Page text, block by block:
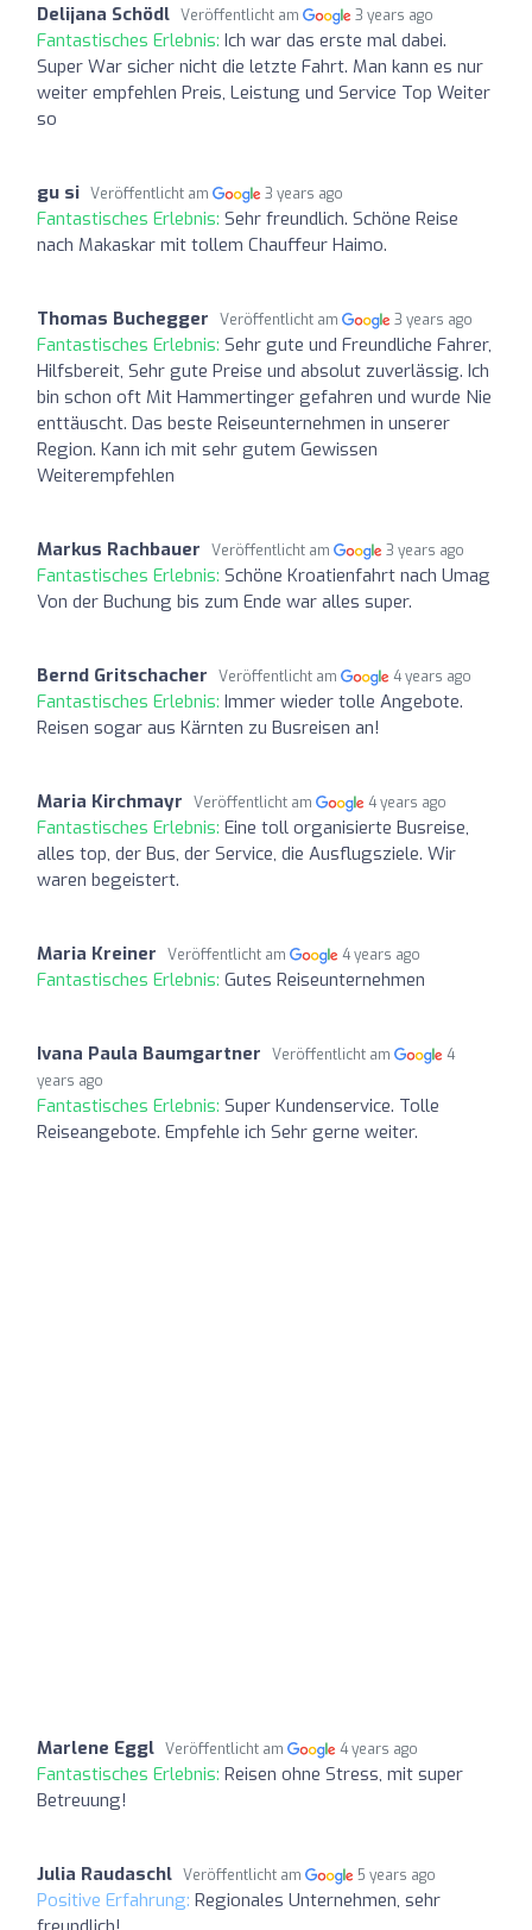
Delijana Schödl Veröffentlicht am 3 years ago
Fantastisches Erlebnis: Ich war das erste mal dabei.
Super War sicher nicht die letzte Fahrt. Man kann es nur
weiter empfehlen Preis, Leistung und Service Top Weiter
so
gu si Veröffentlicht am 3 years ago
Fantastisches Erlebnis: Sehr freundlich. Schöne Reise
nach Makaskar mit tollem Chauffeur Haimo.
Thomas Buchegger Veröffentlicht am 3 years ago
Fantastisches Erlebnis: Sehr gute und Freundliche Fahrer,
Hilfsbereit, Sehr gute Preise und absolut zuverlässig. Ich
bin schon oft Mit Hammertinger gefahren und wurde Nie
enttäuscht. Das beste Reiseunternehmen in unserer
Region. Kann ich mit sehr gutem Gewissen
Weiterempfehlen
Markus Rachbauer Veröffentlicht am 3 years ago
Fantastisches Erlebnis: Schöne Kroatienfahrt nach Umag
Von der Buchung bis zum Ende war alles super.
Bernd Gritschacher Veröffentlicht am 4 years ago
Fantastisches Erlebnis: Immer wieder tolle Angebote.
Reisen sogar aus Kärnten zu Busreisen an!
Maria Kirchmayr Veröffentlicht am 4 years ago
Fantastisches Erlebnis: Eine toll organisierte Busreise,
alles top, der Bus, der Service, die Ausflugsziele. Wir
waren begeistert.
Maria Kreiner Veröffentlicht am 4 years ago
Fantastisches Erlebnis: Gutes Reiseunternehmen
Ivana Paula Baumgartner Veröffentlicht am
4
years ago
Fantastisches Erlebnis: Super Kundenservice. Tolle
Reiseangebote. Empfehle ich Sehr gerne weiter.
Marlene Eggl Veröffentlicht am 4 years ago
Fantastisches Erlebnis: Reisen ohne Stress, mit super
Betreuung!
Julia Raudaschl Veröffentlicht am 5 years ago
Positive Erfahrung: Regionales Unternehmen, sehr